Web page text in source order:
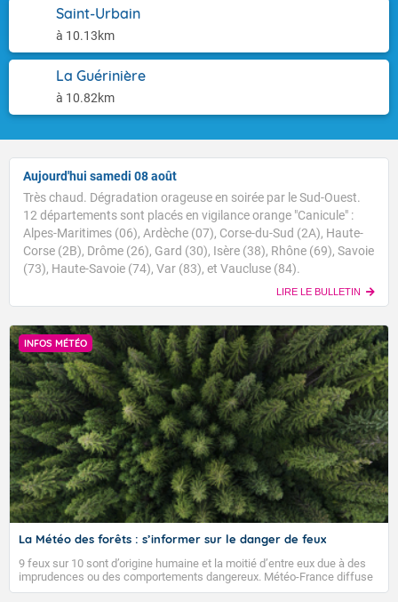
Saint-Urbain
à 10.13km
La Guérinière
à 10.82km
Aujourd'hui samedi 08 août
Très chaud. Dégradation orageuse en soirée par le Sud-Ouest.
12 départements sont placés en vigilance orange "Canicule" :
Alpes-Maritimes (06), Ardèche (07), Corse-du-Sud (2A), Haute-
Corse (2B), Drôme (26), Gard (30), Isère (38), Rhône (69), Savoie
(73), Haute-Savoie (74), Var (83), et Vaucluse (84).
LIRE LE BULLETIN
INFOS MÉTÉO
La Météo des forêts : s’informer sur le danger de feux
9 feux sur 10 sont d’origine humaine et la moitié d’entre eux due à des
imprudences ou des comportements dangereux. Météo-France diffuse
depuis 2023 la Météo des forêts afin d’informer quotidiennement le